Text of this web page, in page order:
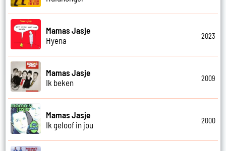
Mamas Jasje
Hyena
2023
Mamas Jasje
Ik beken
2009
Mamas Jasje
Ik geloof in jou
2000